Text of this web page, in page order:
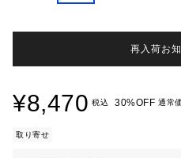
再入荷お
¥8,470 税込 30%OFF 通常
取り寄せ